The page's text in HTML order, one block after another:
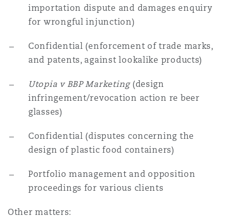
importation dispute and damages enquiry
for wrongful injunction)
Confidential (enforcement of trade marks,
and patents, against lookalike products)
Utopia v BBP Marketing(design
infringement/revocation action re beer
glasses)
Confidential (disputes concerning the
design of plastic food containers)
Portfolio management and opposition
proceedings for various clients
Other matters: